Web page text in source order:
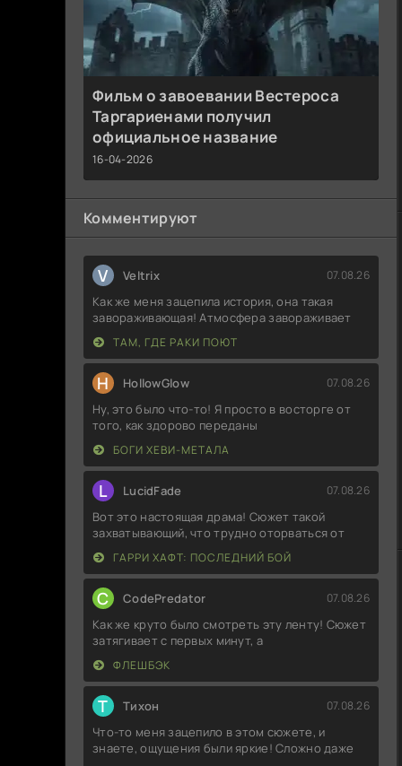
Фильм о завоевании Вестероса
Таргариенами получил
официальное название
16-04-2026
Комментируют
V Veltrix 07.08.26
Как же меня зацепила история, она такая
завораживающая! Атмосфера завораживает
ТАМ, ГДЕ РАКИ ПОЮТ
H HollowGlow 07.08.26
Ну, это было что-то! Я просто в восторге от
того, как здорово переданы
БОГИ ХЕВИ-МЕТАЛА
L LucidFade 07.08.26
Вот это настоящая драма! Сюжет такой
захватывающий, что трудно оторваться от
ГАРРИ ХАФТ: ПОСЛЕДНИЙ БОЙ
C CodePredator 07.08.26
Как же круто было смотреть эту ленту! Сюжет
затягивает с первых минут, а
ФЛЕШБЭК
Т Тихон 07.08.26
Что-то меня зацепило в этом сюжете, и
знаете, ощущения были яркие! Сложно даже